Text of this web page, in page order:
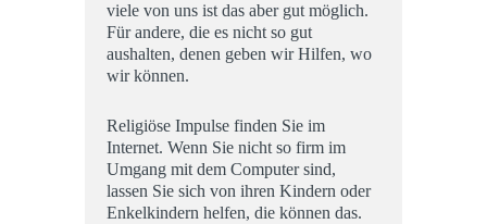
viele von uns ist das aber gut möglich.
Für andere, die es nicht so gut
aushalten, denen geben wir Hilfen, wo
wir können.
Religiöse Impulse finden Sie im
Internet. Wenn Sie nicht so firm im
Umgang mit dem Computer sind,
lassen Sie sich von ihren Kindern oder
Enkelkindern helfen, die können das.